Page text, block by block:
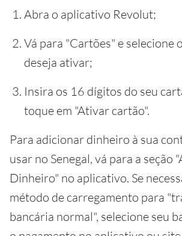
Abra o aplicativo Revolut;
Vá para "Cartões" e selecione
deseja ativar;
Insira os 16 dígitos do seu
toque em "Ativar cartão".
Para adicionar dinheiro à sua
usar no Senegal, vá para a seção
Dinheiro" no aplicativo. Se
método de carregamento para
bancária normal", selecione seu